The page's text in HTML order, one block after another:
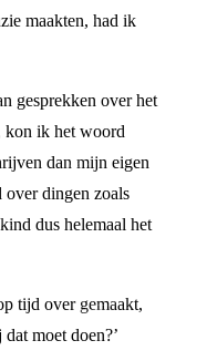
maakten, had ik
gesprekken over het
kon ik het woord
dan mijn eigen
over dingen zoals
dus helemaal het
tijd over gemaakt,
moet doen?’